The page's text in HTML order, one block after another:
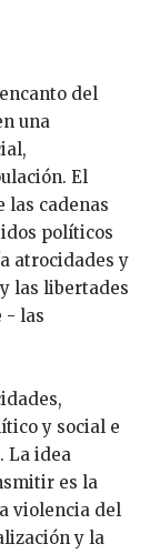
una
El
las cadenas
políticos
atrocidades y
las libertades
- las
y social e
La idea
es la
violencia del
y la